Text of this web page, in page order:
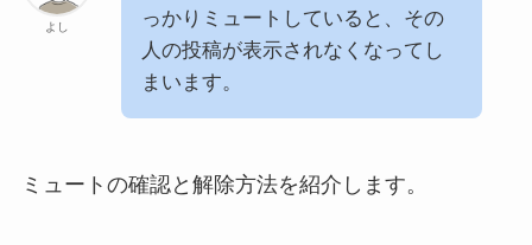
よし
っかりミュートしていると、その
人の投稿が表示されなくなってし
まいます。
ミュートの確認と解除方法を紹介します。